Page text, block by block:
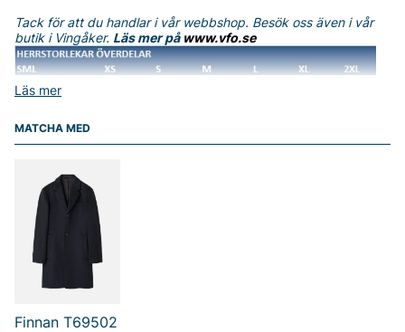
Läs mer
Tack för att du handlar i vår webbshop. Besök oss även i vår
butik i Vingåker. Läs mer på www.vfo.se
MATCHA MED
Finnan T69502